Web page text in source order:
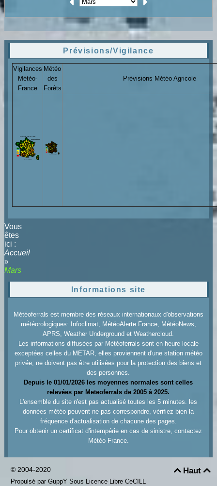
Prévisions/Vigilance
Vigilances
Météo-
France
Météo
des
Forêts
Prévisions Météo Agricole
Vous
êtes
ici :
Accueil
»
Mars
Informations site
Météoferrals est membre des réseaux internationaux d'observations
météorologiques: Infoclimat, MétéoAlerte France, MétéoNews,
APRS, Weather Underground et Weathercloud.
Les informations diffusées par Météoferrals sont en heure locale
exceptées celles du METAR, elles proviennent d'une station météo
privée, ne doivent pas être utilisées pour la protection des biens et
des personnes.
Depuis le 01/01/2026 les moyennes normales sont celles
relevées par Meteoferrals de 2005 à 2025.
L'ensemble du site n'est pas actualisé toutes les 5 minutes. les
données météo peuvent ne pas correspondre, vérifiez bien la
fréquence d'actualisation de chacune des pages.
Pour obtenir un certificat d'intempérie en cas de sinistre, contactez
Météo France.
Haut
© 2004-2020
Propulsé par GuppY Sous Licence Libre CeCILL